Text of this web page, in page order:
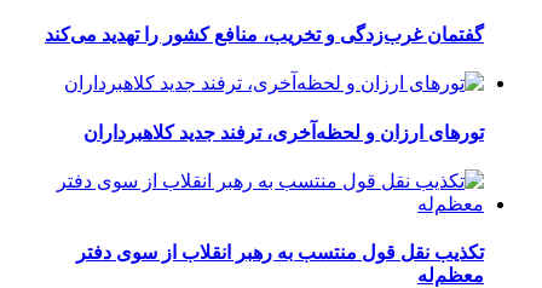
گفتمان غرب‌زدگی و تخریب، منافع کشور را تهدید می‌کند
تورهای ارزان و لحظه‌آخری، ترفند جدید کلاهبرداران
تکذیب نقل قول منتسب به رهبر انقلاب از سوی دفتر
معظم‌له